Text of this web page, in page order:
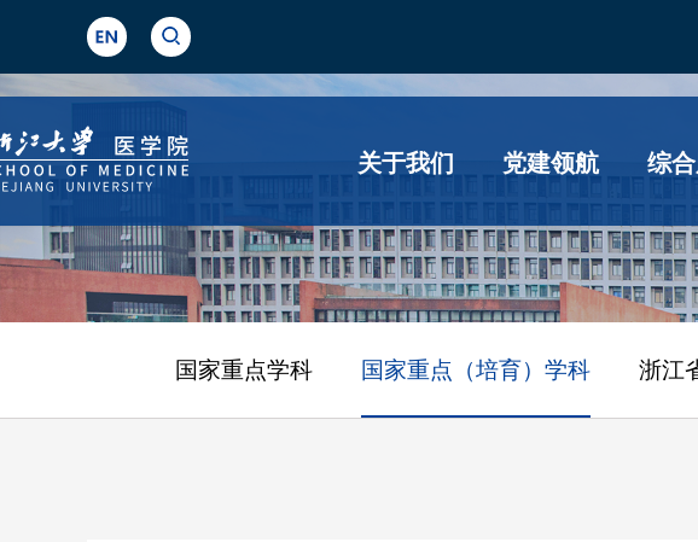
关于我们 党建领航 综
国家重点学科 国家重点（培育）学科 浙江